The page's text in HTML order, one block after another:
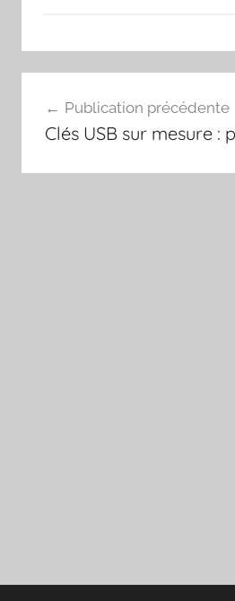
de
Publication précédente
Clés USB sur mesure